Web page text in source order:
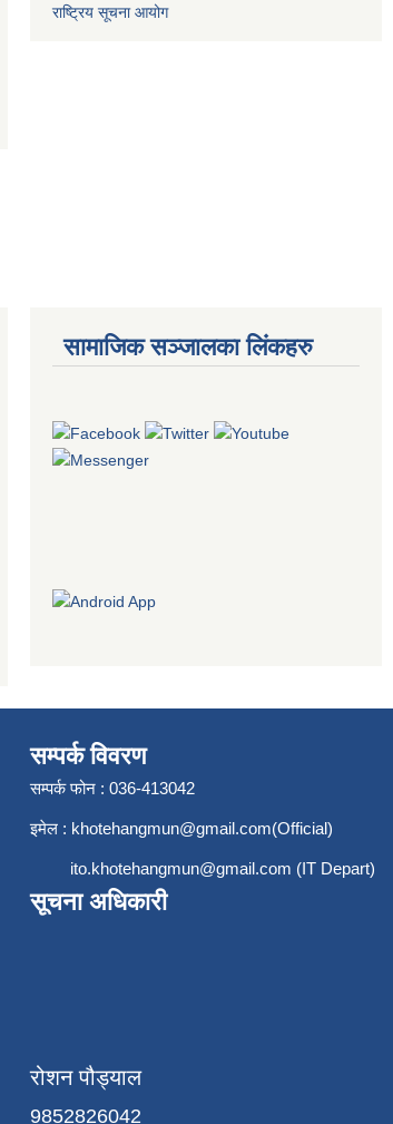
राष्ट्रिय सूचना आयोग
सामाजिक सञ्जालका लिंकहरु
सम्पर्क विवरण
सम्पर्क फोन : 036-413042
इमेल : khotehangmun@gmail.com(Official)
ito.khotehangmun@gmail.com (IT Depart)
सूचना अधिकारी
रोशन पौड्याल
9852826042